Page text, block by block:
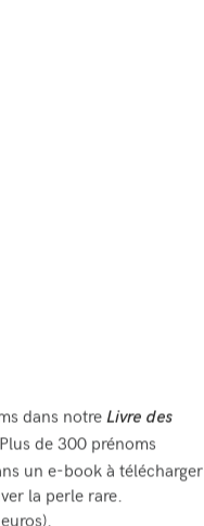
dans notreLivre des
de 300 prénoms
un e-book à télécharger
la perle rare.